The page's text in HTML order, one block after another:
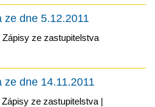
ze dne 5.12.2011
Zápisy ze zastupitelstva
ze dne 14.11.2011
Zápisy ze zastupitelstva |